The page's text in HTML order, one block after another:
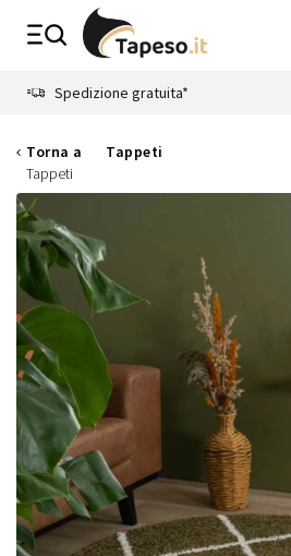
Spedizione gratuita*
Torna a
Tappeti
Tappeti